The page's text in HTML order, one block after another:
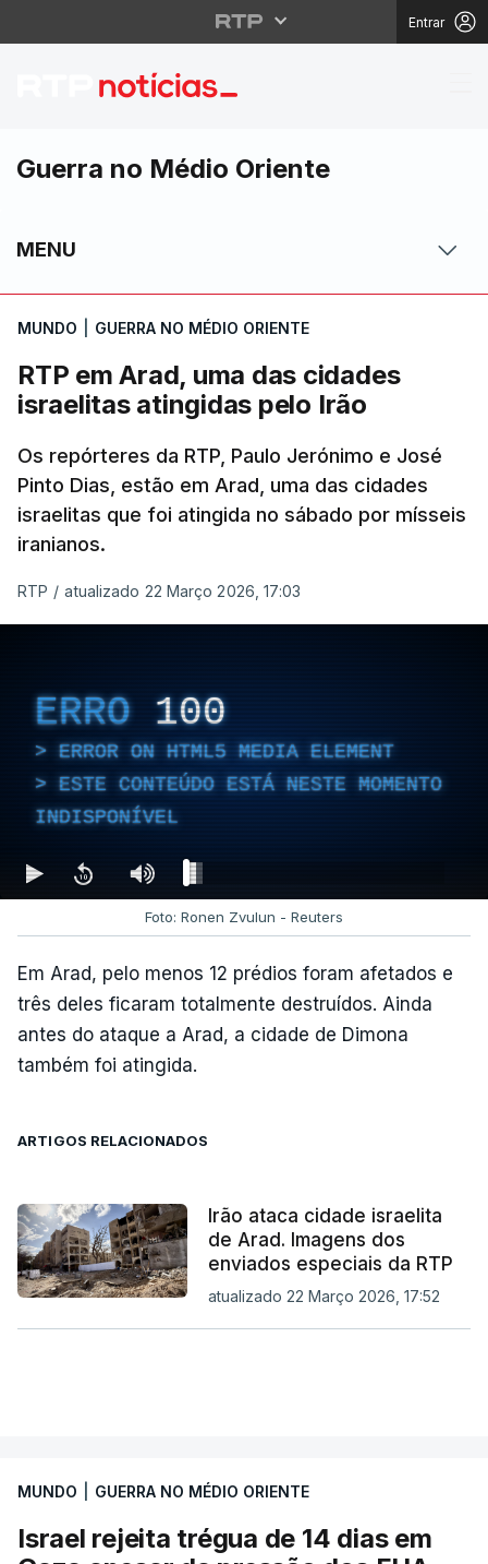
Entrar
RTP em Arad, uma
Guerra no Médio Oriente
MENU
MUNDO GUERRA NO MÉDIO ORIENTE
RTP em Arad, uma das cidades
israelitas atingidas pelo Irão
Os repórteres da RTP, Paulo Jerónimo e José
Pinto Dias, estão em Arad, uma das cidades
israelitas que foi atingida no sábado por mísseis
iranianos.
RTP / atualizado 22 Março 2026, 17:03
ERRO 100
ERROR ON HTML5 MEDIA ELEMENT
ESTE CONTEÚDO ESTÁ NESTE MOMENTO
INDISPONÍVEL
Foto: Ronen Zvulun - Reuters
Em Arad, pelo menos 12 prédios foram afetados e
três deles ficaram totalmente destruídos. Ainda
antes do ataque a Arad, a cidade de Dimona
também foi atingida.
ARTIGOS RELACIONADOS
Irão ataca cidade israelita
de Arad. Imagens dos
enviados especiais da RTP
atualizado 22 Março 2026, 17:52
MUNDO GUERRA NO MÉDIO ORIENTE
Israel rejeita trégua de 14 dias em